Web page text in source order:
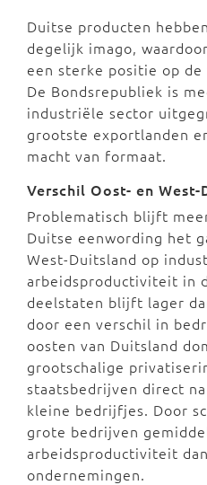
Duitse producten
degelijk imago,
een sterke positie op
De Bondsrepubliek is
industriële sector
grootste exportlanden
macht van formaat.
Verschil Oost- en
Problematisch blijft
Duitse eenwording het
West-Duitsland op
arbeidsproductiviteit in
deelstaten blijft lager
door een verschil in
oosten van Duitsland
grootschalige
staatsbedrijven direct
kleine bedrijfjes. Door
grote bedrijven
arbeidsproductiviteit
ondernemingen.